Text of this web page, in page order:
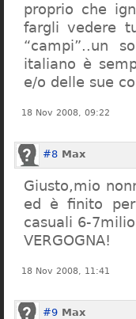
proprio che
fargli vedere
“campi”..un
italiano è
e/o delle sue
18 Nov 2008, 09:22
#8 Max
Giusto,mio
ed è finito
casuali 6-
VERGOGNA!
18 Nov 2008, 11:41
#9 Max